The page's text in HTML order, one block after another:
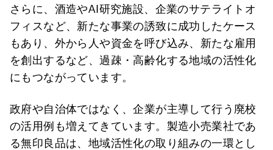
さらに、酒造やAI研究施設、企業のサテライトオ
フィスなど、新たな事業の誘致に成功したケース
もあり、外から人や資金を呼び込み、新たな雇用
を創出するなど、過疎・高齢化する地域の活性化
にもつながっています。
政府や自治体ではなく、企業が主導して行う廃校
の活用例も増えてきています。製造小売業社であ
る無印良品は、地域活性化の取り組みの一環とし